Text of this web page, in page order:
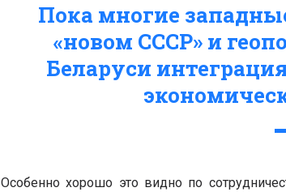
Пока многие
«новом СССР» и
Беларуси
Особенно хорошо это видно по